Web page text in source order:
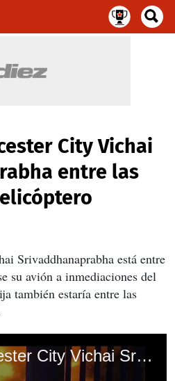
City Vichai
entre las
Srivaddhanaprabha está entre
su avión a inmediaciones del
también estaría entre las
Dueño del Leicester City Vichai Srivaddhanaprabha entre las víctimas del helicóptero estrellado